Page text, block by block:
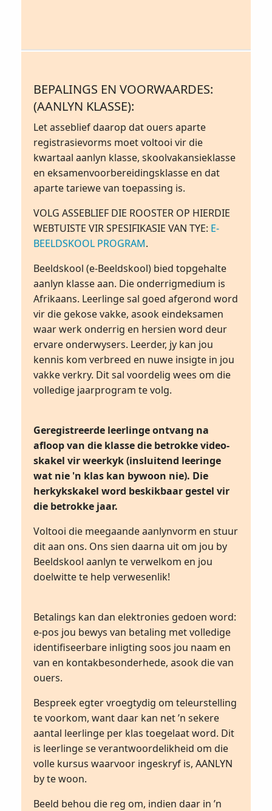
BEPALINGS EN VOORWAARDES:
(AANLYN KLASSE):
Let asseblief daarop dat ouers aparte
registrasievorms moet voltooi vir die
kwartaal aanlyn klasse, skoolvakansieklasse
en eksamenvoorbereidingsklasse en dat
aparte tariewe van toepassing is.
VOLG ASSEBLIEF DIE ROOSTER OP HIERDIE
WEBTUISTE VIR SPESIFIKASIE VAN TYE: E-
BEELDSKOOL PROGRAM.
Beeldskool (e-Beeldskool) bied topgehalte
aanlyn klasse aan. Die onderrigmedium is
Afrikaans. Leerlinge sal goed afgerond word
vir die gekose vakke, asook eindeksamen
waar werk onderrig en hersien word deur
ervare onderwysers. Leerder, jy kan jou
kennis kom verbreed en nuwe insigte in jou
vakke verkry. Dit sal voordelig wees om die
volledige jaarprogram te volg.
Geregistreerde leerlinge ontvang na
afloop van die klasse die betrokke video-
skakel vir weerkyk (insluitend leeringe
wat nie 'n klas kan bywoon nie). Die
herkykskakel word beskikbaar gestel vir
die betrokke jaar.
Voltooi die meegaande aanlynvorm en stuur
dit aan ons. Ons sien daarna uit om jou by
Beeldskool aanlyn te verwelkom en jou
doelwitte te help verwesenlik!
Betalings kan dan elektronies gedoen word:
e-pos jou bewys van betaling met volledige
identifiseerbare inligting soos jou naam en
van en kontakbesonderhede, asook die van
ouers.
Bespreek egter vroegtydig om teleurstelling
te voorkom, want daar kan net ’n sekere
aantal leerlinge per klas toegelaat word. Dit
is leerlinge se verantwoordelikheid om die
volle kursus waarvoor ingeskryf is, AANLYN
by te woon.
Beeld behou die reg om, indien daar in ’n